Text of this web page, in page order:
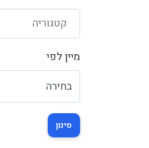
קטגוריה
מיין לפי
סינון